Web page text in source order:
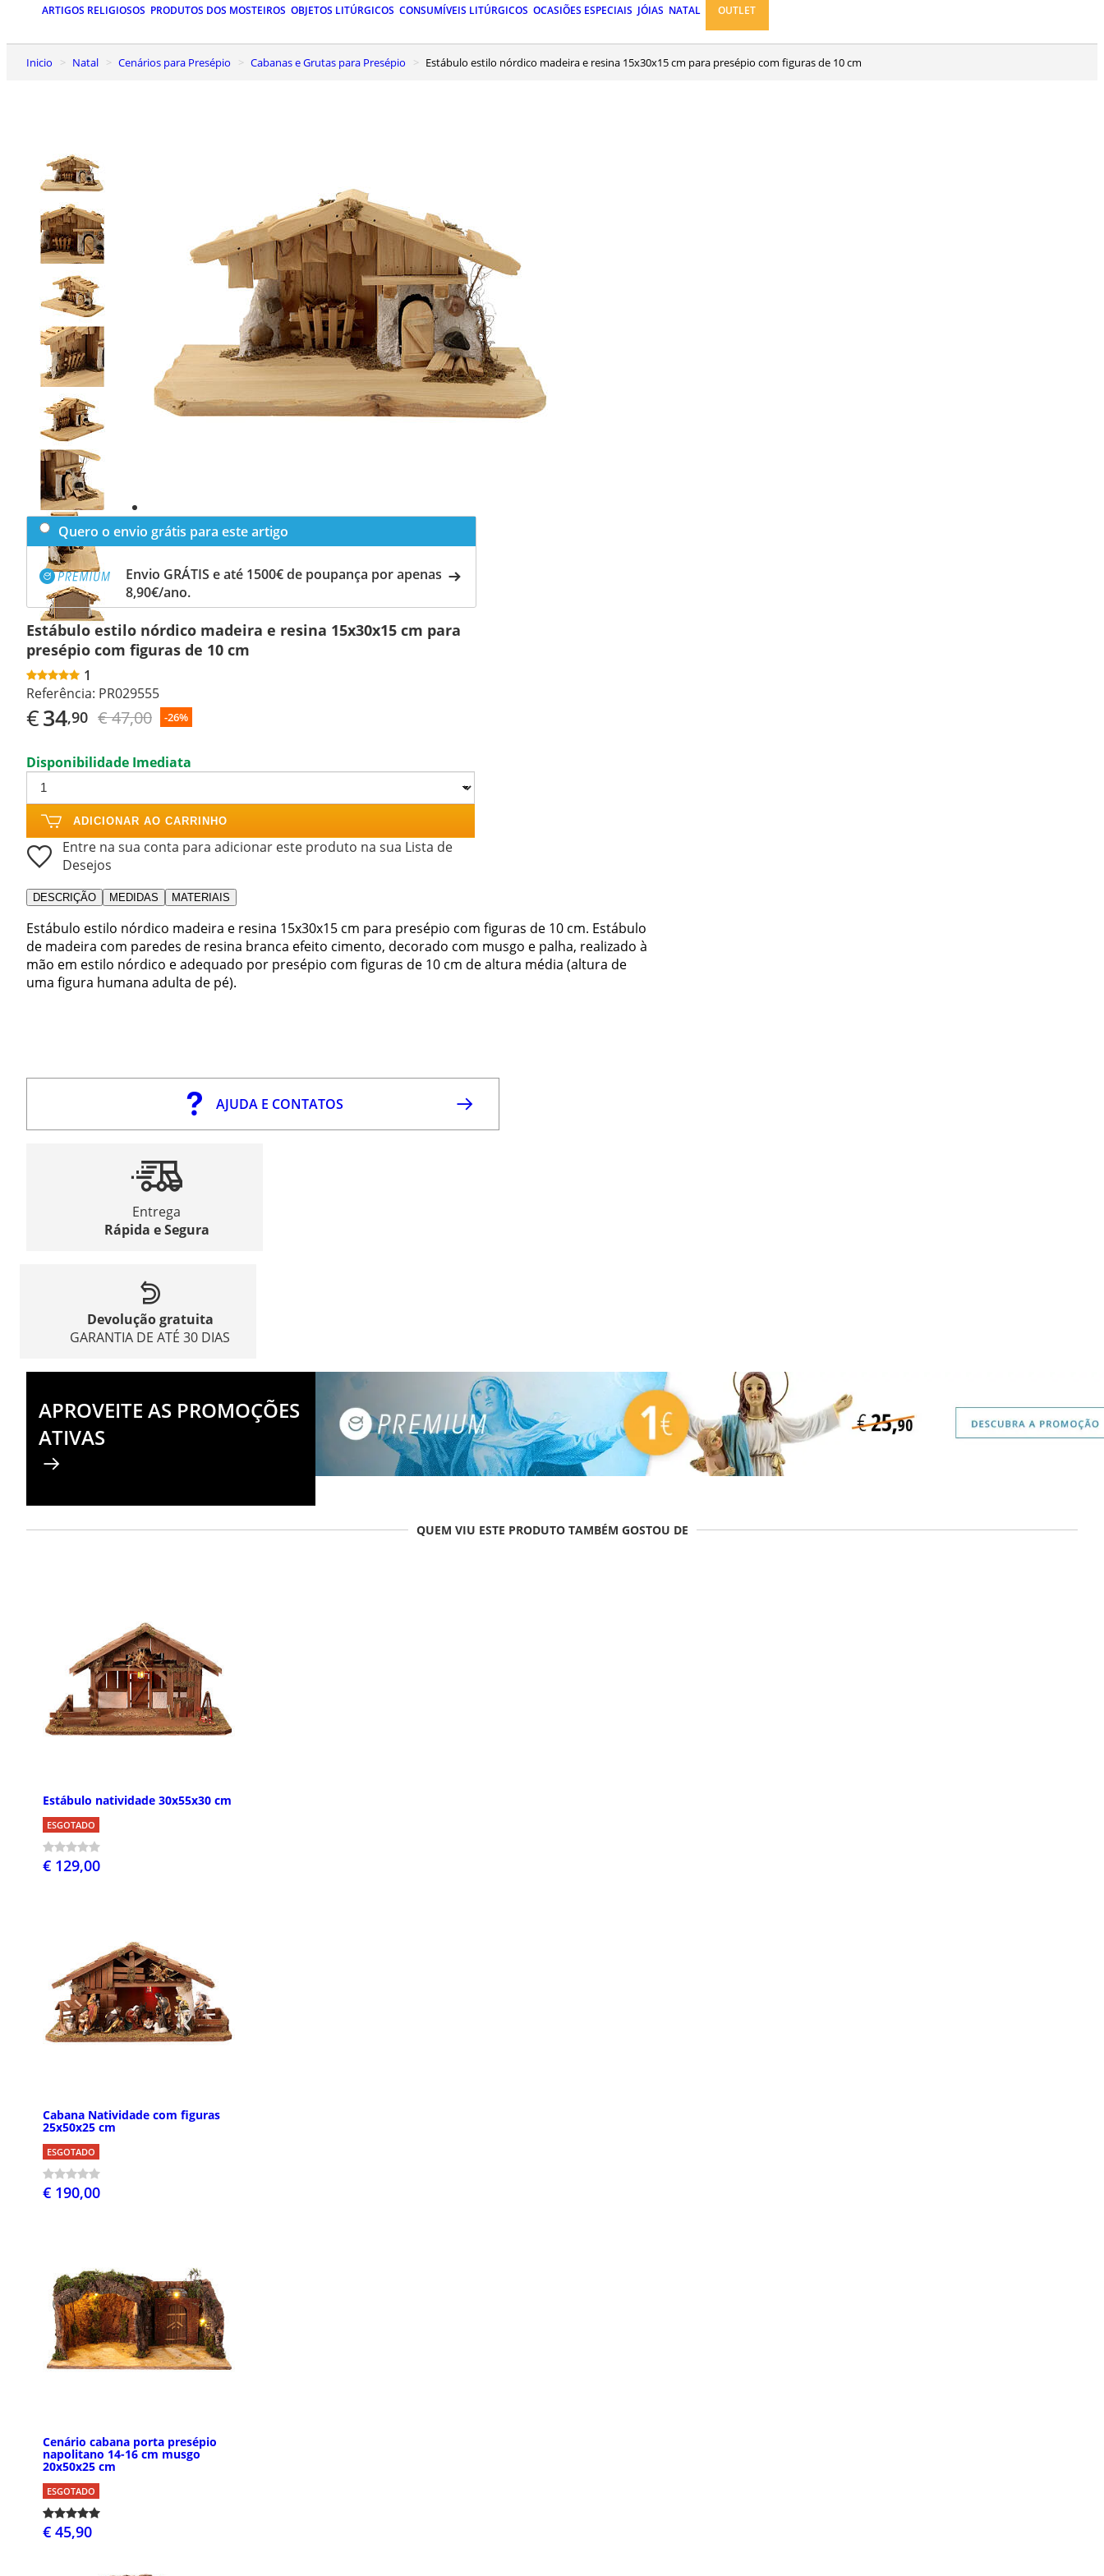
ARTIGOS RELIGIOSOS PRODUTOS DOS MOSTEIROS OBJETOS LITÚRGICOS CONSUMÍVEIS LITÚRGICOS OCASIÕES ESPECIAIS JÓIAS NATAL OUTLET
Inicio Natal Cenários para Presépio Cabanas e Grutas para Presépio Estábulo estilo nórdico madeira e resina 15x30x15 cm para presépio com figuras de 10 cm
Previous
slide
Next
slide
Quero o envio grátis para este artigo
Envio GRÁTIS e até 1500€ de poupança por apenas
8,90€/ano.
Estábulo estilo nórdico madeira e resina 15x30x15 cm para
presépio com figuras de 10 cm
1
Referência: PR029555
€34,90 € 47,00 -26%
Disponibilidade Imediata
ADICIONAR AO CARRINHO
Entre na sua conta para adicionar este produto na sua Lista de
Desejos
DESCRIÇÃO MEDIDAS MATERIAIS
Estábulo estilo nórdico madeira e resina 15x30x15 cm para presépio com figuras de 10 cm. Estábulo
de madeira com paredes de resina branca efeito cimento, decorado com musgo e palha, realizado à
mão em estilo nórdico e adequado por presépio com figuras de 10 cm de altura média (altura de
uma figura humana adulta de pé).
AJUDA E CONTATOS
Entrega
Rápida e Segura
Devolução gratuita
GARANTIA DE ATÉ 30 DIAS
APROVEITE AS PROMOÇÕES
ATIVAS
QUEM VIU ESTE PRODUTO TAMBÉM GOSTOU DE
Estábulo natividade 30x55x30 cm
ESGOTADO
€ 129,00
Cabana Natividade com figuras
25x50x25 cm
ESGOTADO
€ 190,00
Cenário cabana porta presépio
napolitano 14-16 cm musgo
20x50x25 cm
ESGOTADO
€ 45,90